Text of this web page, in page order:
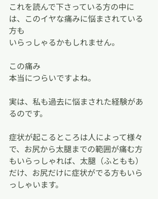
これを読んで下さっている方の中に
は、このイヤな痛みに悩まされている
方も
いらっしゃるかもしれません。
この痛み
本当につらいですよね。
実は、私も過去に悩まされた経験があ
るのです。
症状が起こるところは人によって様々
で、お尻から太腿までの範囲が痛む方
もいらっしゃれば、太腿（ふともも）
だけ、お尻だけに症状がでる方もいら
っしゃいます。